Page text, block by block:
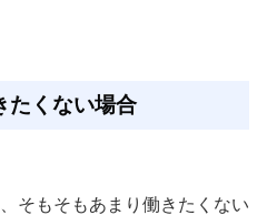
たくない場合
そもそもあまり働きたくない